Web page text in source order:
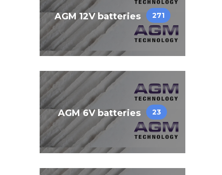
AGM 12V batteries 271
AGM 6V batteries 23